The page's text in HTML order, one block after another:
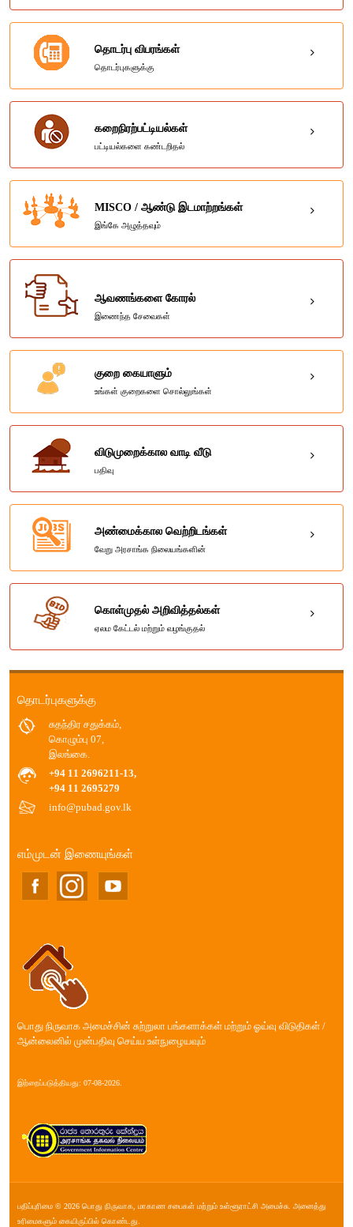
தொடர்பு விபரங்கள்
தொடர்புகளுக்கு
கறைநிரற்பட்டியல்கள்
பட்டியல்களை கண்டறிதல்
MISCO / ஆண்டு இடமாற்றங்கள்
இங்கே அழுத்தவும்
ஆவணங்களை கோரல்
இணைந்த சேவைகள்
குறை கையாளும்
உங்கள் குறைகளை சொல்லுங்கள்
விடுமுறைக்கால வாடி வீடு
பதிவு
அண்மைக்கால வெற்றிடங்கள்
வேறு அரசாங்க நிலையங்களின்
கொள்முதல் அறிவித்தல்கள்
ஏலம கேட்டல் மற்றும் வழங்குதல்
தொடர்புகளுக்கு
சுதந்திர சதுக்கம்,
கொழும்பு 07,
இலங்கை.
+94 11 2696211-13,
+94 11 2695279
info@pubad.gov.lk
எம்முடன் இணையுங்கள்
பொது நிருவாக அமைச்சின் சுற்றுலா பங்களாக்கள் மற்றும் ஓய்வு விடுதிகள் /
ஆன்லைனில் முன்பதிவு செய்ய உள்நுழையவும்
இற்றைப்படுத்தியது: 07-08-2026.
பதிப்புரிமை © 2026 பொது நிருவாக, மாகாண சபை௧ள் மற்றும் உள்ளூராட்சி அமைச்சு. அனைத்து
உரிமைகளும் கையிருப்பில் கொண்டது.